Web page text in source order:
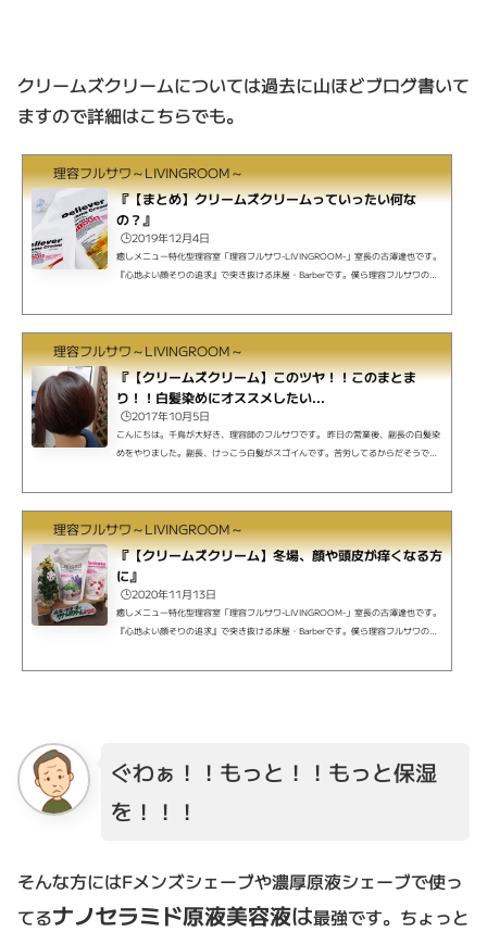
クリームズクリームについては過去に山ほどブログ書いて
ますので詳細はこちらでも。
理容フルサワ～LIVINGROOM～
『【まとめ】クリームズクリームっていったい何な
の？』
🕒️2019年12月4日
癒しメニュー特化型理容室「理容フルサワ-LIVINGROOM-」室長の古澤達也です。
『心地よい顔そりの追求』で突き抜ける床屋・Barberです。僕ら理容フルサワの顔
下さい。 冬の乾燥に立ち向かう。保湿しながら全身洗える。髪サラサラになっちゃ
う。そんなクリームズクリームについて色々なブログ...
理容フルサワ～LIVINGROOM～
『【クリームズクリーム】このツヤ！！このまとま
り！！白髪染めにオススメしたい...
🕒️2017年10月5日
こんにちは。千鳥が大好き、理容師のフルサワです。 昨日の営業後、副長の白髪染
めをやりました。副長、けっこう白髪がスゴイんです。苦労してるからだそうで
いです。検索かけるとメーカーのサイトより上に出てくる凄まじいブログです。ht
tp://shinichihonda.net/?p=47575そう。クリームズクリー...
理容フルサワ～LIVINGROOM～
『【クリームズクリーム】冬場、顔や頭皮が痒くなる方
に』
🕒️2020年11月13日
癒しメニュー特化型理容室「理容フルサワ-LIVINGROOM-」室長の古澤達也です。
『心地よい顔そりの追求』で突き抜ける床屋・Barberです。僕ら理容フルサワの顔
ぐわぁ！！もっと！！もっと保湿
を！！！
そんな方にはFメンズシェーブや濃厚原液シェーブで使っ
てるナノセラミド原液美容液は最強です。ちょっと